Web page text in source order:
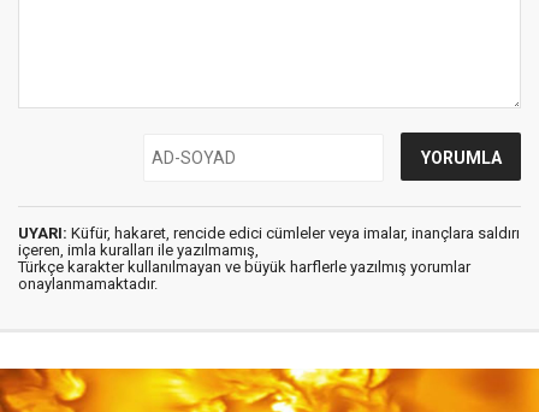
UYARI: Küfür, hakaret, rencide edici cümleler veya imalar, inançlara saldırı
içeren, imla kuralları ile yazılmamış,
Türkçe karakter kullanılmayan ve büyük harflerle yazılmış yorumlar
onaylanmamaktadır.